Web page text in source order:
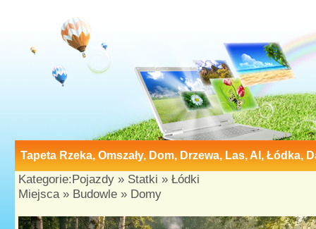
Tapeta Rzeka, Omszały, Dom, Drzewa, Las, AI, Łódka,
Kategorie:Pojazdy » Statki » Łódki
Miejsca» Budowle » Domy